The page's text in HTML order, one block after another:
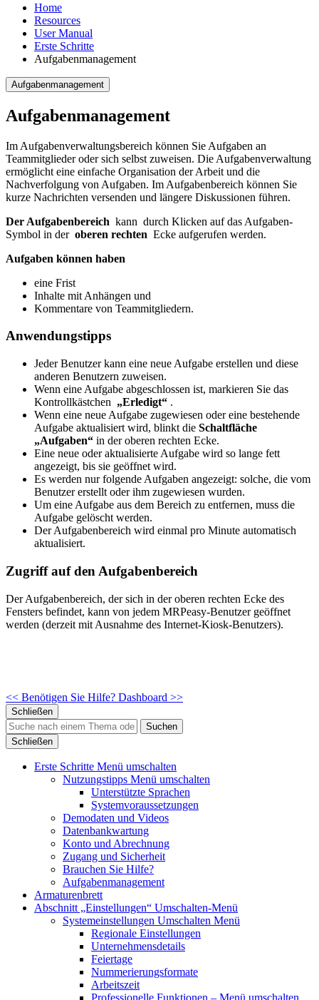
Home
Resources
User Manual
Erste Schritte
Aufgabenmanagement
Aufgabenmanagement
Aufgabenmanagement
Im Aufgabenverwaltungsbereich können Sie Aufgaben an
Teammitglieder oder sich selbst zuweisen. Die Aufgabenverwaltung
ermöglicht eine einfache Organisation der Arbeit und die
Nachverfolgung von Aufgaben. Im Aufgabenbereich können Sie
kurze Nachrichten versenden und längere Diskussionen führen.
Der Aufgabenbereich kann durch Klicken auf das Aufgaben-
Symbol in der oberen rechten Ecke aufgerufen werden.
Aufgaben können haben
eine Frist
Inhalte mit Anhängen und
Kommentare von Teammitgliedern.
Anwendungstipps
Jeder Benutzer kann eine neue Aufgabe erstellen und diese
anderen Benutzern zuweisen.
Wenn eine Aufgabe abgeschlossen ist, markieren Sie das
Kontrollkästchen „Erledigt“ .
Wenn eine neue Aufgabe zugewiesen oder eine bestehende
Aufgabe aktualisiert wird, blinkt die Schaltfläche
„Aufgaben“ in der oberen rechten Ecke.
Eine neue oder aktualisierte Aufgabe wird so lange fett
angezeigt, bis sie geöffnet wird.
Es werden nur folgende Aufgaben angezeigt: solche, die vom
Benutzer erstellt oder ihm zugewiesen wurden.
Um eine Aufgabe aus dem Bereich zu entfernen, muss die
Aufgabe gelöscht werden.
Der Aufgabenbereich wird einmal pro Minute automatisch
aktualisiert.
Zugriff auf den Aufgabenbereich
Der Aufgabenbereich, der sich in der oberen rechten Ecke des
Fensters befindet, kann von jedem MRPeasy-Benutzer geöffnet
werden (derzeit mit Ausnahme des Internet-Kiosk-Benutzers).
<< Benötigen Sie Hilfe? Dashboard >>
Schließen
Suchen
Schließen
Erste Schritte Menü umschalten
Nutzungstipps Menü umschalten
Unterstützte Sprachen
Systemvoraussetzungen
Demodaten und Videos
Datenbankwartung
Konto und Abrechnung
Zugang und Sicherheit
Brauchen Sie Hilfe?
Aufgabenmanagement
Armaturenbrett
Abschnitt „Einstellungen“ Umschalten-Menü
Systemeinstellungen Umschalten Menü
Regionale Einstellungen
Unternehmensdetails
Feiertage
Nummerierungsformate
Arbeitszeit
Professionelle Funktionen – Menü umschalten